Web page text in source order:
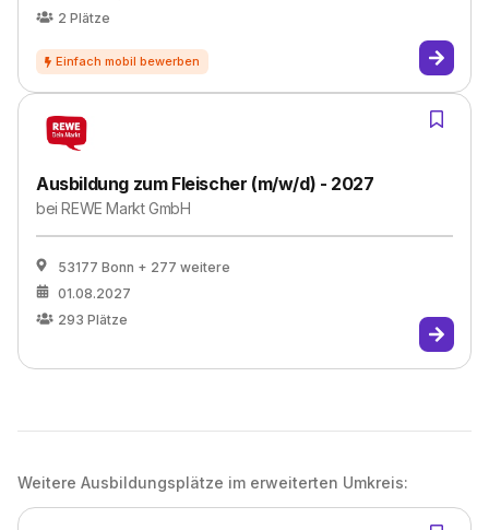
2 Plätze
Ausbildung zum Fleischer (m/w/d) - 2027
beiREWE Markt GmbH
53177 Bonn + 277 weitere
01.08.2027
293 Plätze
Weitere Ausbildungsplätze im erweiterten Umkreis: